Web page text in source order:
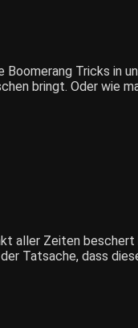
Tricks in
bringt. Oder wie
aller Zeiten
Tatsache, dass